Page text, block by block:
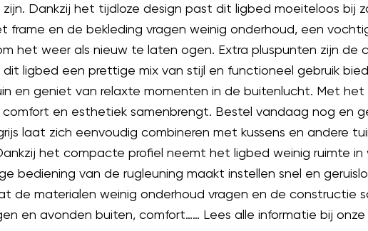
Dankzij het tijdloze design past dit ligbed moeiteloos bij
frame en de bekleding vragen weinig onderhoud, een
het weer als nieuw te laten ogen. Extra pluspunten zijn de
ligbed een prettige mix van stijl en functioneel gebruik
en geniet van relaxte momenten in de buitenlucht. Met
comfort en esthetiek samenbrengt. Bestel vandaag nog en
laat zich eenvoudig combineren met kussens en andere
het compacte profiel neemt het ligbed weinig ruimte
bediening van de rugleuning maakt instellen snel en
de materialen weinig onderhoud vragen en de constructie
en avonden buiten, comfort…… Lees alle informatie bij